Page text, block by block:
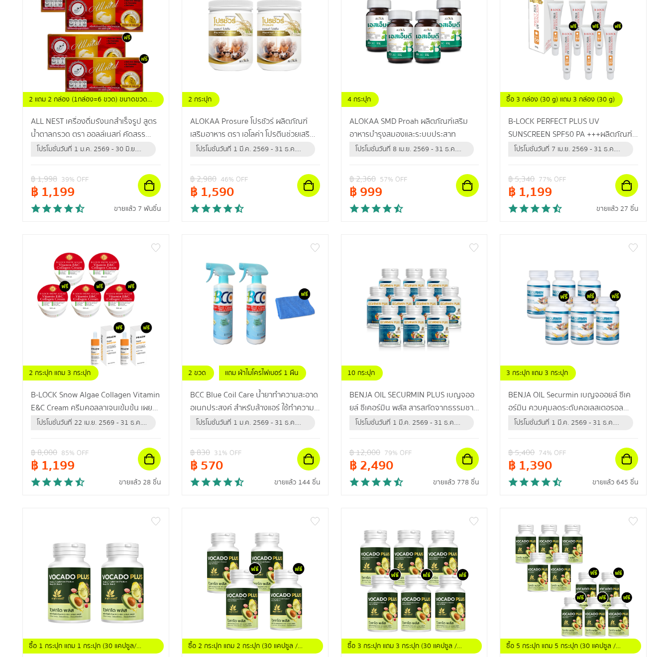
2 แถม 2 กล่อง (1กล่อง=6 ขวด) ขนาดขวดละ
42 มล.
ALL NEST เครื่องดื่มรังนกสำเร็จรูป สูตร
น้ำตาลกรวด ตรา ออลล์เนสท์ คัดสรร
รังนกแท้คุณภาพดี ช่วยเสริมภูมิคุ้มกันให้
โปรโมชั่นวันที่ 1 ม.ค. 2569 - 30 มิ.ย.
฿1,998 39% OFF
฿1,199
ขายแล้ว 7 พันชิ้น
2 กระปุก
ALOKAA Prosure โปรชัวร์ ผลิตภัณฑ์
เสริมอาหาร ตรา เอโลค่า โปรตีนช่วยเสริม
สร้างกล้ามเนื้อและกระดูก
โปรโมชั่นวันที่ 1 มี.ค. 2569 - 31 ธ.ค.
฿2,980 46% OFF
฿1,590
4 กระปุก
ALOKAA SMD Proah ผลิตภัณฑ์เสริม
อาหารบำรุงสมองและระบบประสาท
โปรโมชั่นวันที่ 8 เม.ย. 2569 - 31 ธ.ค.
฿2,360 57% OFF
฿999
ซื้อ 3 กล่อง (30 g) แถม 3 กล่อง (30 g)
B-LOCK PERFECT PLUS UV
SUNSCREEN SPF50 PA +++ผลิตภัณฑ์
ป้องกันแสงแดด และรังสียูวี สำหรับผิวหน้า
โปรโมชั่นวันที่ 7 เม.ย. 2569 - 31 ธ.ค.
฿5,340 77% OFF
฿1,199
ขายแล้ว 27 ชิ้น
2 กระปุก แถม 3 กระปุก
แถม เซรั่มวิตซี 2 ขวด
B-LOCK Snow Algae Collagen Vitamin
E&C Cream ครีมคอลลาเจนเข้มข้น เผย
ผิวกระชับเต่งตึง ไรริ้วรอย
โปรโมชั่นวันที่ 22 เม.ย. 2569 - 31 ธ.ค.
฿8,000 85% OFF
฿1,199
ขายแล้ว 28 ชิ้น
2 ขวด แถม ผ้าไมโครไฟเบอร์ 1 ผืน
BCC Blue Coil Care น้ำยาทำความสะอาด
อเนกประสงค์ สำหรับล้างแอร์ ใช้ทำความ
สะอาด กำจัดฝุ่น คราบสิ่งสกปรก
โปรโมชั่นวันที่ 1 ม.ค. 2569 - 31 ธ.ค.
฿830 31% OFF
฿570
ขายแล้ว 144 ชิ้น
10 กระปุก
BENJA OIL SECURMIN PLUS เบญจออ
ยล์ ซีเคอร์มิน พลัส สารสกัดจากธรรมชาติ
สูงสุด 12 ชนิด ดูแลไขมันในเลือดสูง ผู้ที่มี
โปรโมชั่นวันที่ 1 มี.ค. 2569 - 31 ธ.ค.
฿12,000 79% OFF
฿2,490
ขายแล้ว 778 ชิ้น
3 กระปุก แถม 3 กระปุก
BENJA OIL Securmin เบญจออยล์ ซีเค
อร์มิน ควบคุมลดระดับคอเลสเตอรอล
ป้องกันข้อเข่าเสื่อม
โปรโมชั่นวันที่ 1 มี.ค. 2569 - 31 ธ.ค.
฿5,400 74% OFF
฿1,390
ขายแล้ว 645 ชิ้น
ซื้อ 1 กระปุก แถม 1 กระปุก (30 แคปซูล/
ซื้อ 2 กระปุก แถม 2 กระปุก (30 แคปซูล /
ซื้อ 3 กระปุก แถม 3 กระปุก (30 แคปซูล /
ซื้อ 5 กระปุก แถม 5 กระปุก (30 แคปซูล /